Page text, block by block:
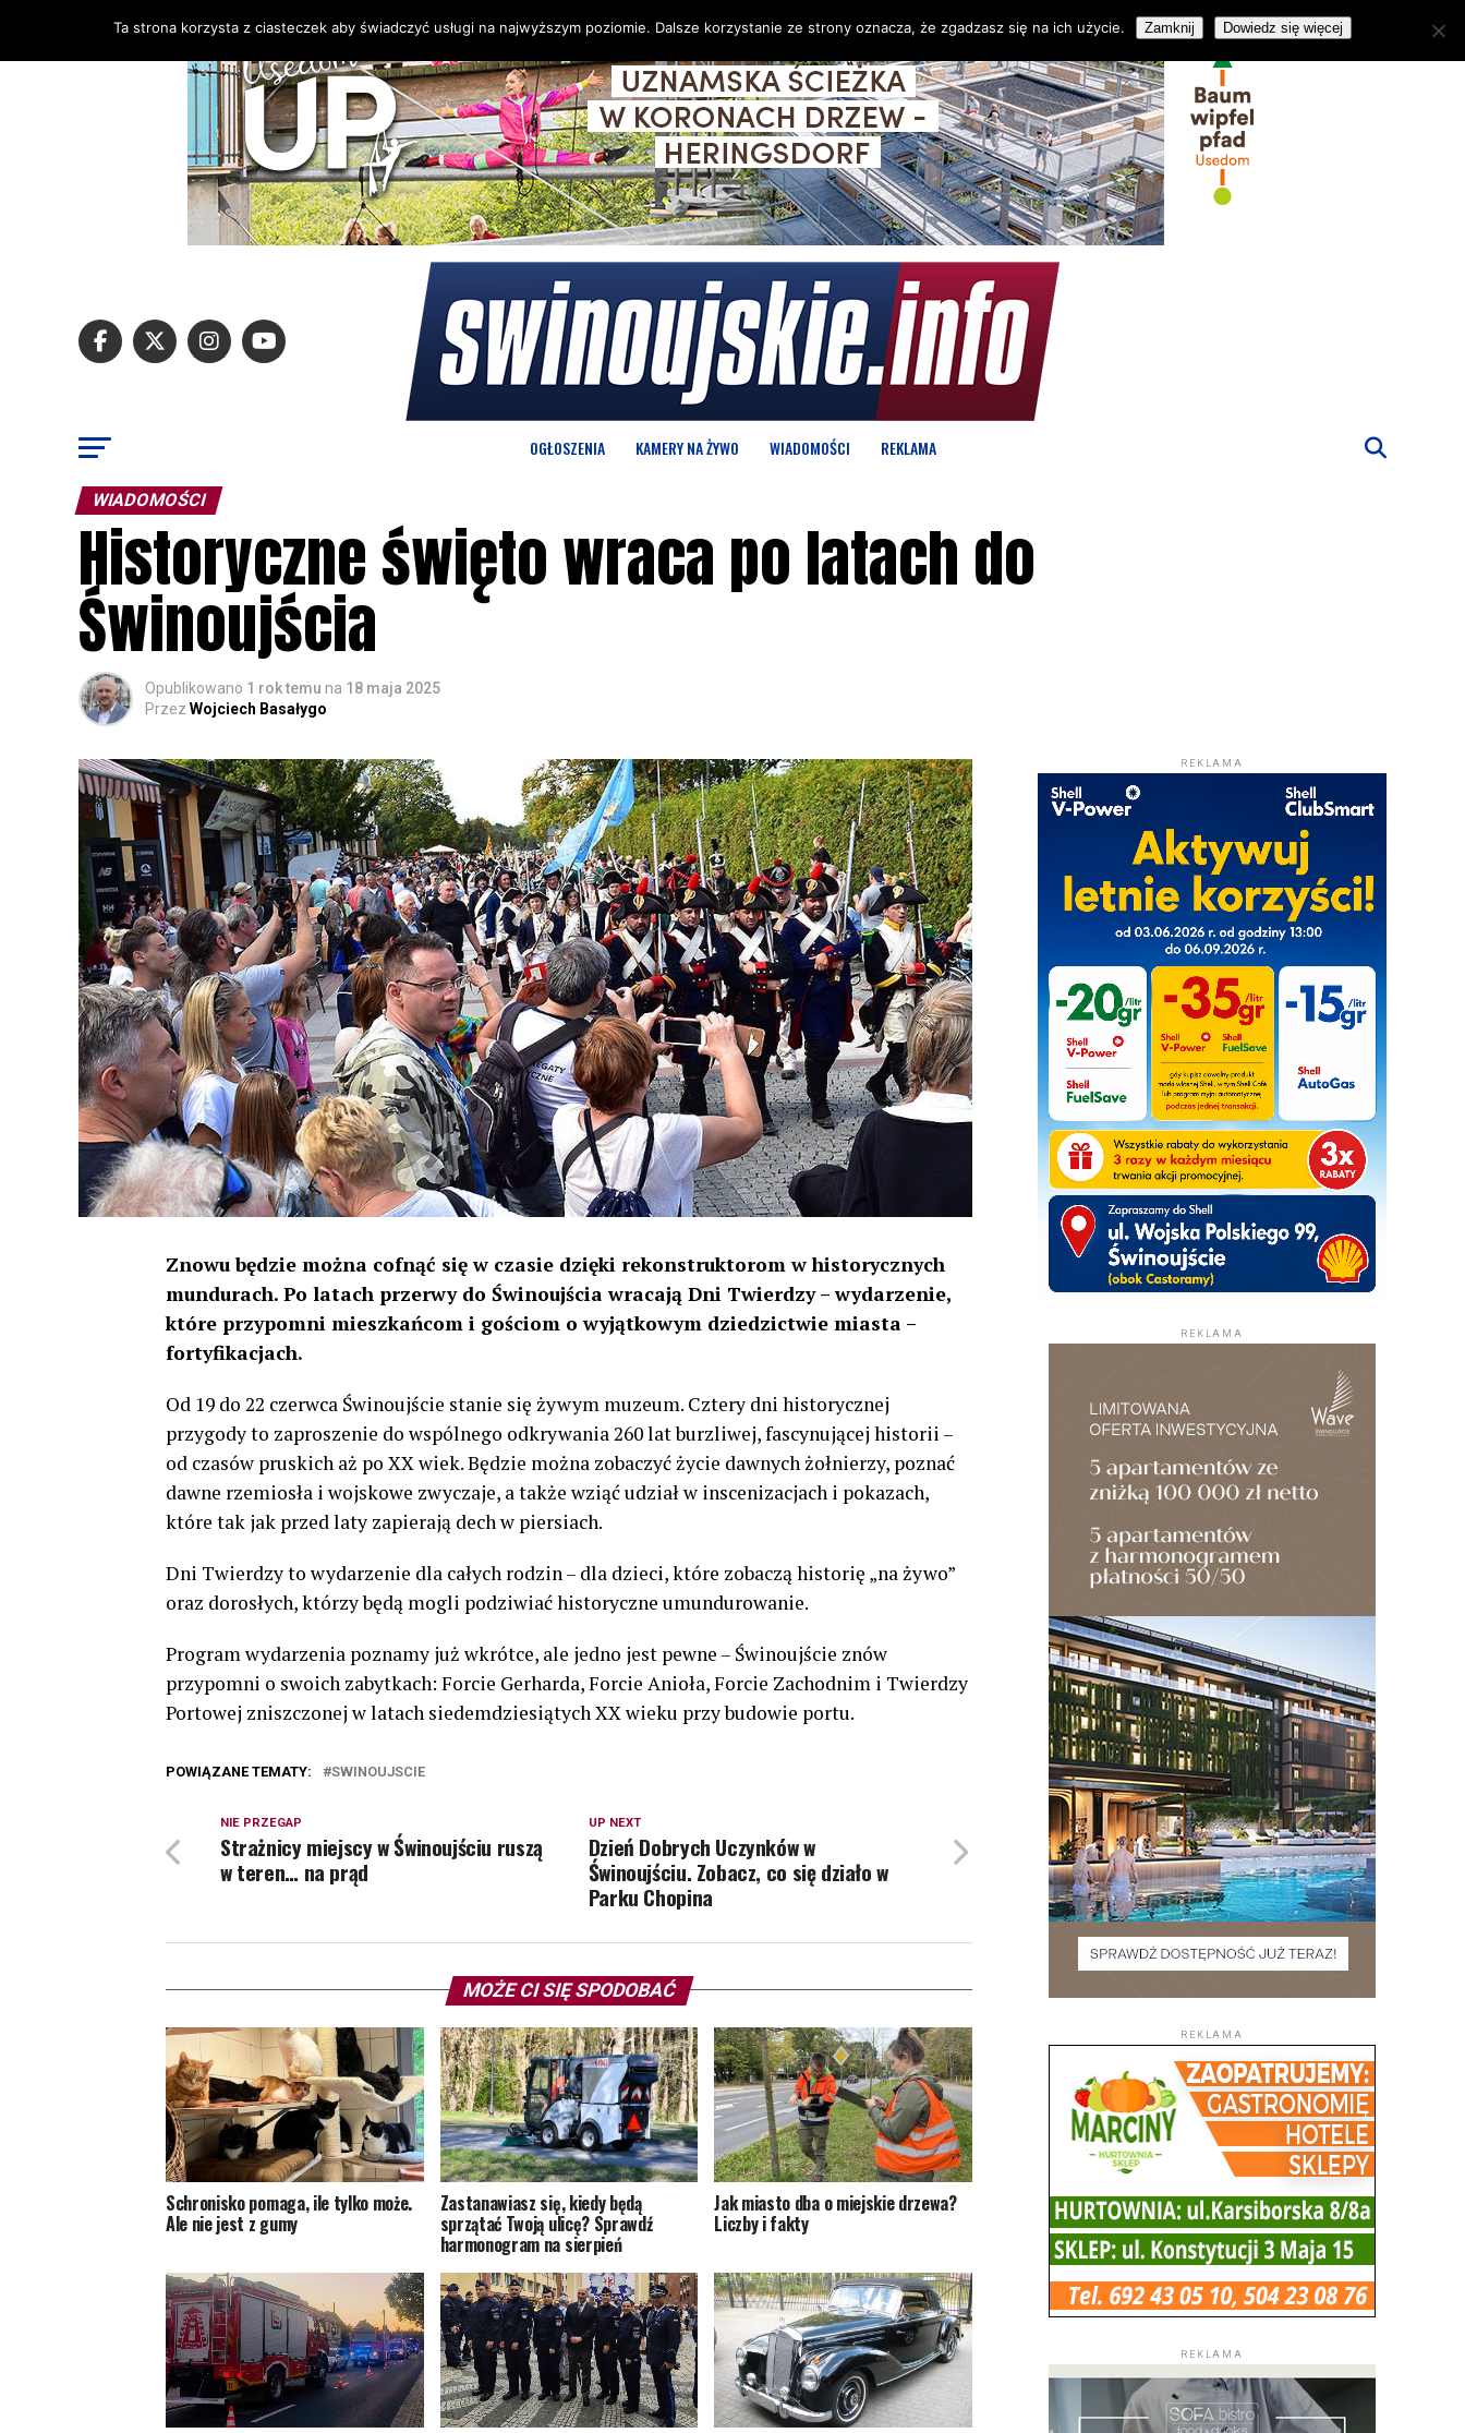
OGŁOSZENIA KAMERY NA ŻYWO WIADOMOŚCI REKLAMA
WIADOMOŚCI
Historyczne święto wraca po latach do
Świnoujścia
Opublikowano 1 rok temu na 18 maja 2025
Przez Wojciech Basałygo
Znowu będzie można cofnąć się w czasie dzięki rekonstruktorom w historycznych
mundurach. Po latach przerwy do Świnoujścia wracają Dni Twierdzy – wydarzenie,
które przypomni mieszkańcom i gościom o wyjątkowym dziedzictwie miasta –
fortyfikacjach.
Od 19 do 22 czerwca Świnoujście stanie się żywym muzeum. Cztery dni historycznej
przygody to zaproszenie do wspólnego odkrywania 260 lat burzliwej, fascynującej historii –
od czasów pruskich aż po XX wiek. Będzie można zobaczyć życie dawnych żołnierzy, poznać
dawne rzemiosła i wojskowe zwyczaje, a także wziąć udział w inscenizacjach i pokazach,
które tak jak przed laty zapierają dech w piersiach.
Dni Twierdzy to wydarzenie dla całych rodzin – dla dzieci, które zobaczą historię „na żywo”
oraz dorosłych, którzy będą mogli podziwiać historyczne umundurowanie.
Program wydarzenia poznamy już wkrótce, ale jedno jest pewne – Świnoujście znów
przypomni o swoich zabytkach: Forcie Gerharda, Forcie Anioła, Forcie Zachodnim i Twierdzy
Portowej zniszczonej w latach siedemdziesiątych XX wieku przy budowie portu.
POWIĄZANE TEMATY: SWINOUJSCIE
UP NEXT
Dzień Dobrych Uczynków w
Świnoujściu. Zobacz, co się działo w
Parku Chopina
NIE PRZEGAP
Strażnicy miejscy w Świnoujściu ruszą
w teren… na prąd
MOŻE CI SIĘ SPODOBAĆ
Schronisko pomaga, ile tylko może.
Ale nie jest z gumy
Zastanawiasz się, kiedy będą
sprzątać Twoją ulicę? Sprawdź
harmonogram na sierpień
Jak miasto dba o miejskie drzewa?
Liczby i fakty
REKLAMA
REKLAMA
REKLAMA
REKLAMA
Ta strona korzysta z ciasteczek aby świadczyć usługi na najwyższym poziomie. Dalsze korzystanie ze strony oznacza, że zgadzasz się na ich użycie. Zamknij Dowiedz się więcej